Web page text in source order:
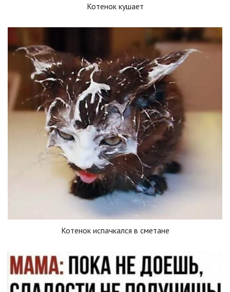
Котенок кушает
Котенок испачкался в сметане